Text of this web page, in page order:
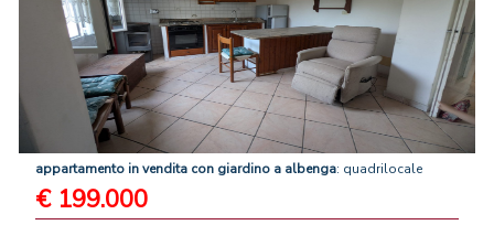
appartamento invendita con giardino a albenga: quadrilocale
€ 199.000